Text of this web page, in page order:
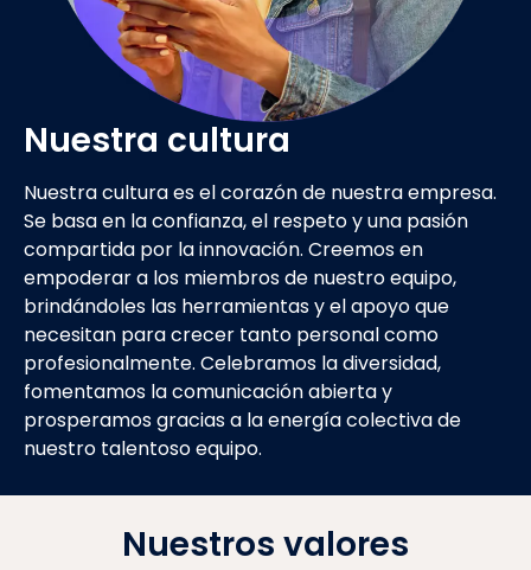
Nuestra cultura
Nuestra cultura es el corazón de nuestra empresa.
Se basa en la confianza, el respeto y una pasión
compartida por la innovación. Creemos en
empoderar a los miembros de nuestro equipo,
brindándoles las herramientas y el apoyo que
necesitan para crecer tanto personal como
profesionalmente. Celebramos la diversidad,
fomentamos la comunicación abierta y
prosperamos gracias a la energía colectiva de
nuestro talentoso equipo.
Nuestros valores